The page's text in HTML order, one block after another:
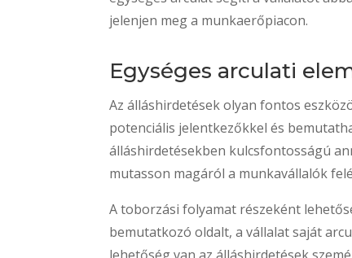
jelenjen meg a munkaerőpiacon.
Egységes arculati
Az álláshirdetések olyan fontos
potenciális jelentkezőkkel és
álláshirdetésekben kulcsfontosságú
mutasson magáról a munkavállalók
A toborzási folyamat részeként
bemutatkozó oldalt, a vállalat saját